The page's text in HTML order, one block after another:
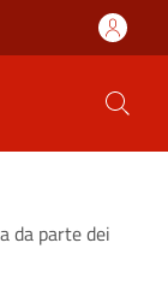
da parte dei